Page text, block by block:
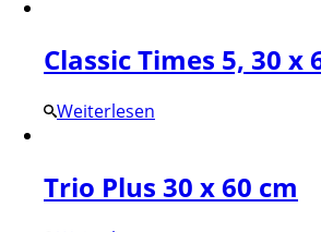
Classic Times 5, 30 x
Weiterlesen
Trio Plus 30 x 60 cm